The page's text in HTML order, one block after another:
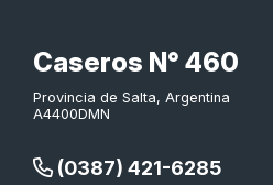
Caseros N° 460
Provincia de Salta, Argentina
A4400DMN
(0387) 421-6285